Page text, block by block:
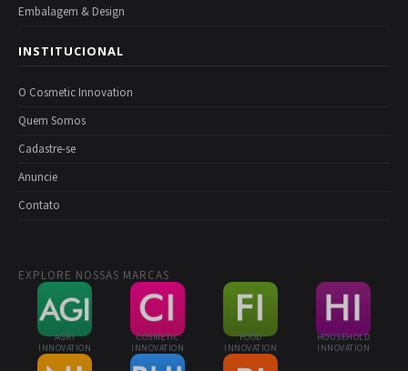
Embalagem & Design
INSTITUCIONAL
O Cosmetic Innovation
Quem Somos
Cadastre-se
Anuncie
Contato
EXPLORE NOSSAS MARCAS
AGRI
INNOVATION
COSMETIC
INNOVATION
FOOD
INNOVATION
HOUSEHOLD
INNOVATION